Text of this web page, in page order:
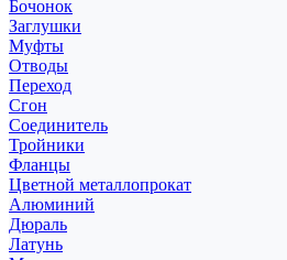
Бочонок
Заглушки
Муфты
Отводы
Переход
Сгон
Соединитель
Тройники
Фланцы
Цветной металлопрокат
Алюминий
Дюраль
Латунь